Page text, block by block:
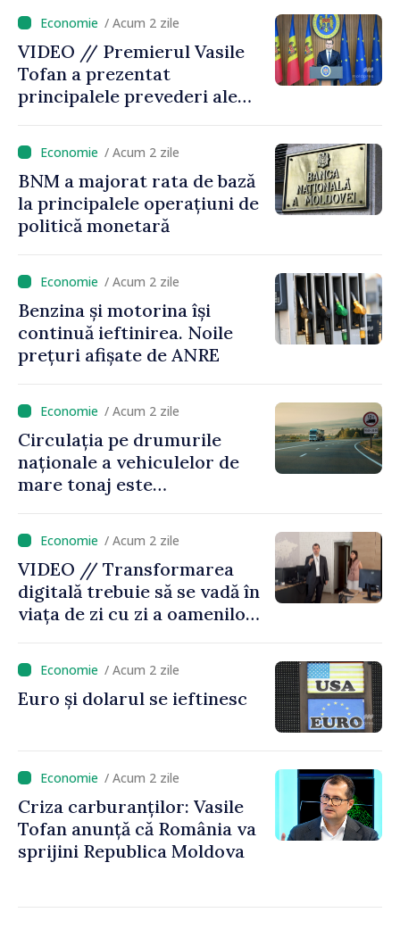
este estimată în scădere
/ Acum 2 zile
VIDEO // Premierul Vasile
Tofan a prezentat
principalele prevederi ale
2027
/ Acum 2 zile
BNM a majorat rata de bază
la principalele operațiuni de
politică monetară
/ Acum 2 zile
Benzina și motorina își
continuă ieftinirea. Noile
prețuri afișate de ANRE
/ Acum 2 zile
Circulația pe drumurile
naționale a vehiculelor de
mare tonaj este
caniculă
/ Acum 2 zile
VIDEO // Transformarea
digitală trebuie să se vadă în
viața de zi cu zi a oamenilor
funcționează economia:
premierul Vasile Tofan, în
vizită la AGE
/ Acum 2 zile
Euro și dolarul se ieftinesc
/ Acum 2 zile
Criza carburanților: Vasile
Tofan anunță că România va
sprijini Republica Moldova